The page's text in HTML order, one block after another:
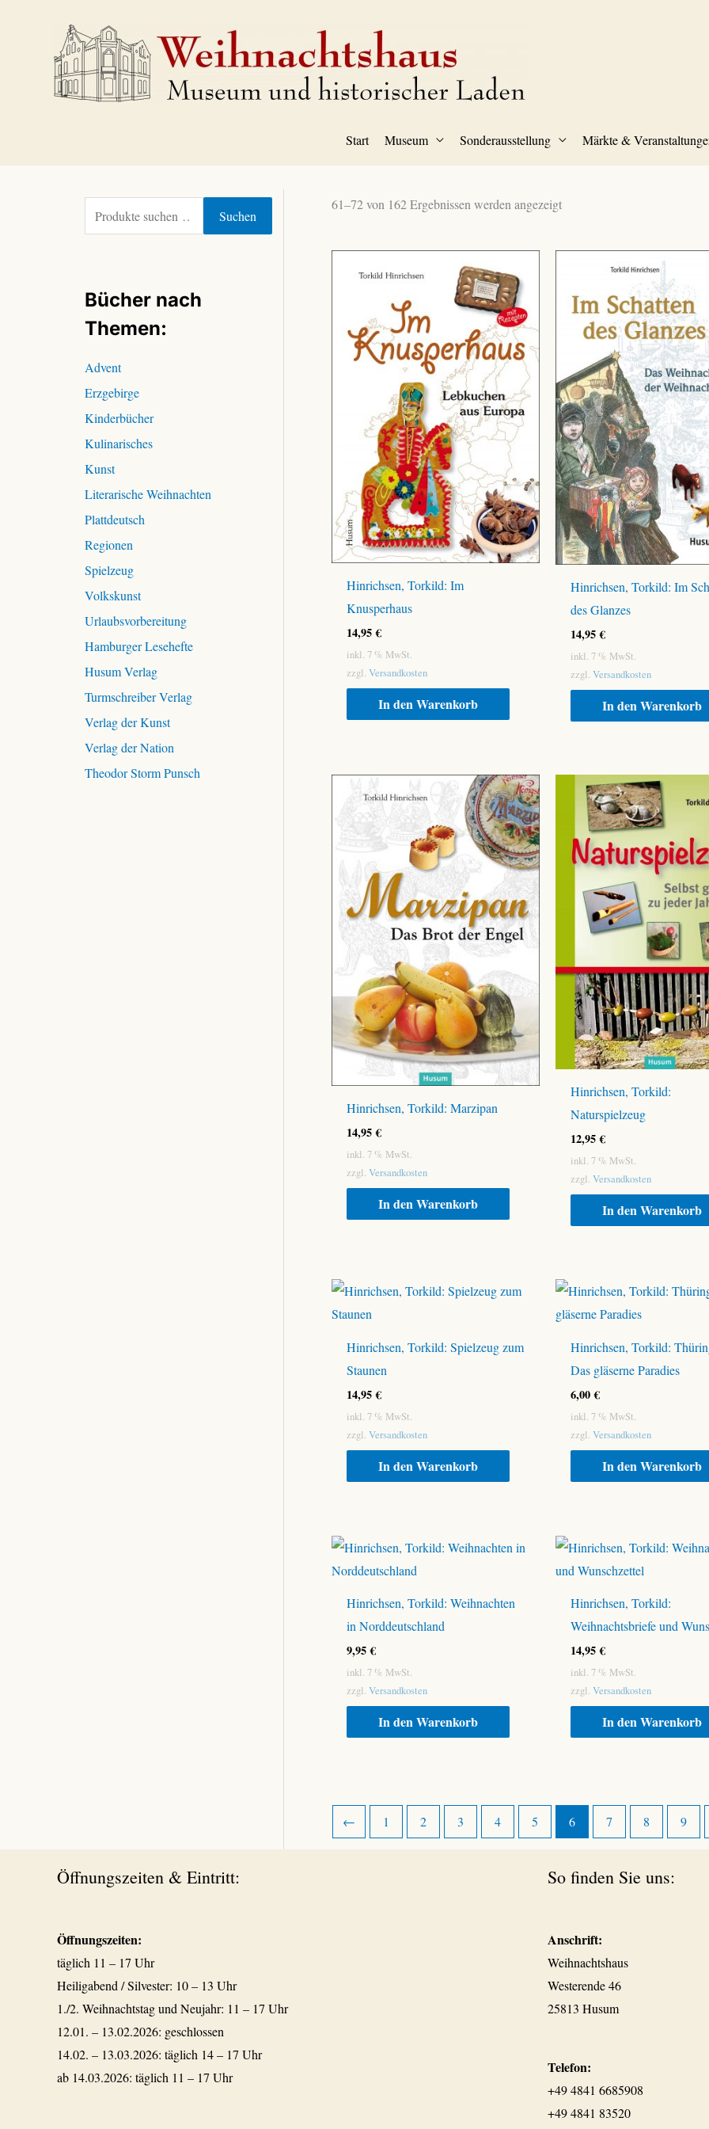
Start Museum Sonderausstellung Märkte &
n
n
h
:
Suchen
Bücher nach
Themen:
Advent
Erzgebirge
Kinderbücher
Kulinarisches
Kunst
Literarische Weihnachten
Plattdeutsch
Regionen
Spielzeug
Volkskunst
Urlaubsvorbereitung
Hamburger Lesehefte
Husum Verlag
Turmschreiber Verlag
Verlag der Kunst
Verlag der Nation
Theodor Storm Punsch
61–72 von 162 Ergebnissen werden angezeigt
Hinrichsen, Torkild: Im
Knusperhaus
14,95€
inkl. 7 % MwSt.
zzgl. Versandkosten
In den Warenkorb
Hinrichsen, Torkild: Im
des Glanzes
14,95€
inkl. 7 % MwSt.
zzgl.Versandkosten
In den Warenkorb
Hinrichsen, Torkild: Marzipan
14,95€
inkl. 7 % MwSt.
zzgl. Versandkosten
In den Warenkorb
Hinrichsen, Torkild:
Naturspielzeug
12,95€
inkl. 7 % MwSt.
zzgl.Versandkosten
In den Warenkorb
Hinrichsen, Torkild: Spielzeug zum
Staunen
14,95€
inkl. 7 % MwSt.
zzgl. Versandkosten
In den Warenkorb
Hinrichsen, Torkild:
Das gläserne Paradies
6,00€
inkl. 7 % MwSt.
zzgl.Versandkosten
In den Warenkorb
Hinrichsen, Torkild: Weihnachten
in Norddeutschland
9,95€
inkl. 7 % MwSt.
zzgl. Versandkosten
In den Warenkorb
Hinrichsen, Torkild:
Weihnachtsbriefe und
14,95€
inkl. 7 % MwSt.
zzgl.Versandkosten
In den Warenkorb
← 1 2 3 4 5 6 7 8 9
Öffnungszeiten & Eintritt:
Öffnungszeiten:
täglich 11 – 17 Uhr
Heiligabend / Silvester: 10 – 13 Uhr
1./2. Weihnachtstag und Neujahr: 11 – 17 Uhr
12.01. – 13.02.2026: geschlossen
14.02. – 13.03.2026: täglich 14 – 17 Uhr
ab 14.03.2026: täglich 11 – 17 Uhr
So finden Sie uns:
Anschrift:
Weihnachtshaus
Westerende 46
25813 Husum
Telefon:
+49 4841 6685908
+49 4841 83520